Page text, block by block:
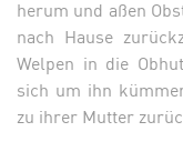
herum und aßen
nach Hause
Welpen in die
sich um ihn
zu ihrer Mutter